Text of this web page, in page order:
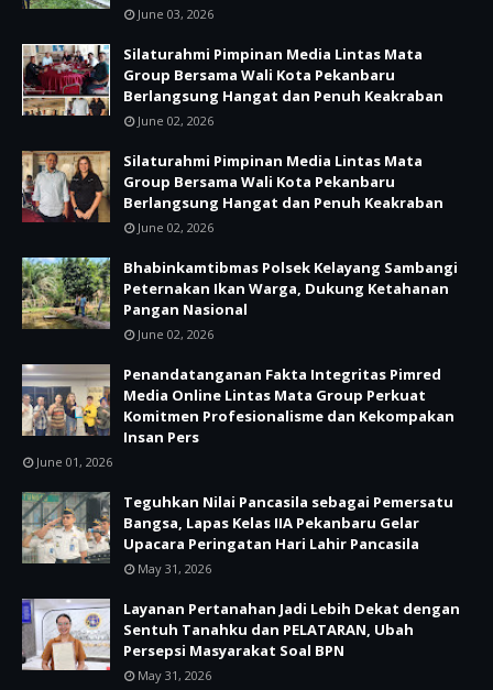
June 03, 2026
Silaturahmi Pimpinan Media Lintas Mata
Group Bersama Wali Kota Pekanbaru
Berlangsung Hangat dan Penuh Keakraban
June 02, 2026
Silaturahmi Pimpinan Media Lintas Mata
Group Bersama Wali Kota Pekanbaru
Berlangsung Hangat dan Penuh Keakraban
June 02, 2026
Bhabinkamtibmas Polsek Kelayang Sambangi
Peternakan Ikan Warga, Dukung Ketahanan
Pangan Nasional
June 02, 2026
Penandatanganan Fakta Integritas Pimred
Media Online Lintas Mata Group Perkuat
Komitmen Profesionalisme dan Kekompakan
Insan Pers
June 01, 2026
Teguhkan Nilai Pancasila sebagai Pemersatu
Bangsa, Lapas Kelas IIA Pekanbaru Gelar
Upacara Peringatan Hari Lahir Pancasila
May 31, 2026
Layanan Pertanahan Jadi Lebih Dekat dengan
Sentuh Tanahku dan PELATARAN, Ubah
Persepsi Masyarakat Soal BPN
May 31, 2026